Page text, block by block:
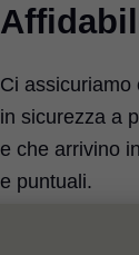
Ci assicuriamo
in sicurezza a
e che arrivino
e puntuali.